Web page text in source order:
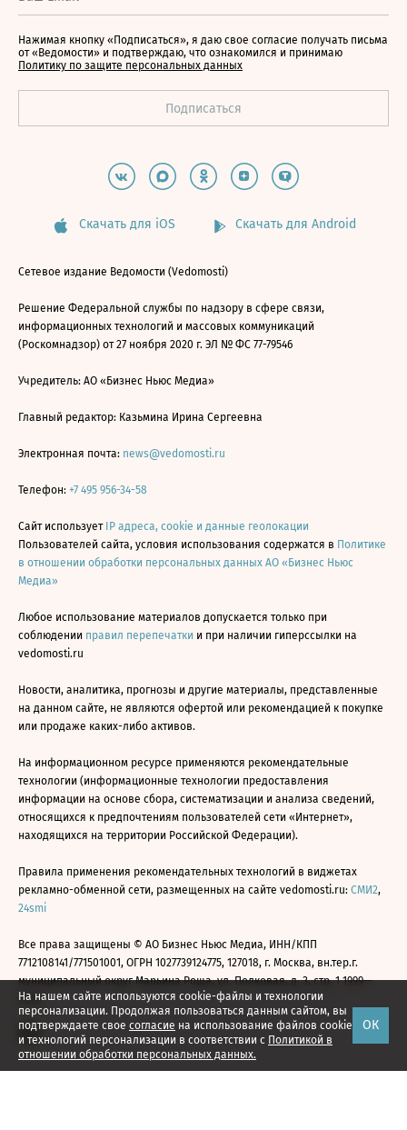
На нашем сайте используются cookie-файлы и технологии
персонализации. Продолжая пользоваться данным сайтом, вы
подтверждаете свое согласие на использование файлов cookie
и технологий персонализации в соответствии с Политикой в
отношении обработки персональных данных.
ОК
Нажимая кнопку «Подписаться», я даю свое согласие получать письма
от «Ведомости» и подтверждаю, что ознакомился и принимаю
Политику по защите персональных данных
Скачать для iOS Скачать для Android
Сетевое издание Ведомости (Vedomosti)
Решение Федеральной службы по надзору в сфере связи,
информационных технологий и массовых коммуникаций
(Роскомнадзор) от 27 ноября 2020 г. ЭЛ № ФС 77-79546
Учредитель: АО «Бизнес Ньюс Медиа»
Главный редактор: Казьмина Ирина Сергеевна
Электронная почта: news@vedomosti.ru
Телефон: +7 495 956-34-58
Сайт использует IP адреса, cookie и данные геолокации
Пользователей сайта, условия использования содержатся в Политике
в отношении обработки персональных данных АО «Бизнес Ньюс
Медиа»
Любое использование материалов допускается только при
соблюдении правил перепечатки и при наличии гиперссылки на
vedomosti.ru
Новости, аналитика, прогнозы и другие материалы, представленные
на данном сайте, не являются офертой или рекомендацией к покупке
или продаже каких-либо активов.
На информационном ресурсе применяются рекомендательные
технологии (информационные технологии предоставления
информации на основе сбора, систематизации и анализа сведений,
относящихся к предпочтениям пользователей сети «Интернет»,
находящихся на территории Российской Федерации).
Правила применения рекомендательных технологий в виджетах
рекламно-обменной сети, размещенных на сайте vedomosti.ru: СМИ2,
24smi
Все права защищены © АО Бизнес Ньюс Медиа, ИНН/КПП
7712108141/771501001, ОГРН 1027739124775, 127018, г. Москва, вн.тер.г.
муниципальный округ Марьина Роща, ул. Полковая, д. 3, стр. 1 1999—
2026